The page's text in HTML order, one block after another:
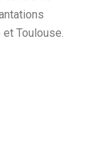
Toulouse.